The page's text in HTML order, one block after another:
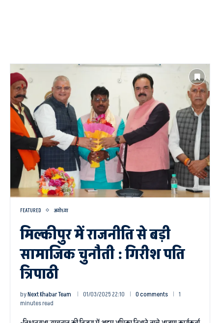
FEATURED अयोध्या
मिल्कीपुर में राजनीति से बड़ी
सामाजिक चुनौती : गिरीश पति
त्रिपाठी
byNext Khabar Team 01/03/2025 22:10 0 comments
1
minutes read